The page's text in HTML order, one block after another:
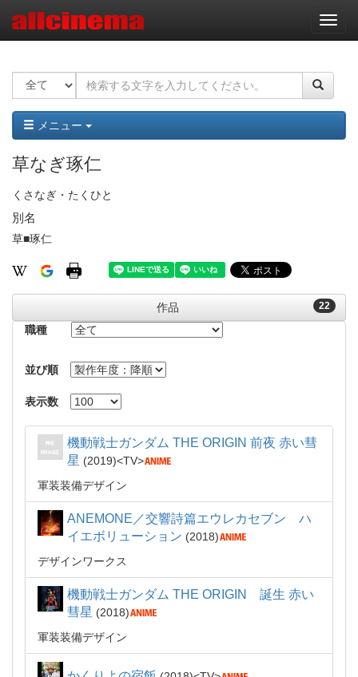
ナ
ビ
ー
ョ
ン
メニュー
草なぎ琢仁
くさなぎ・たくひと
別名
草■琢仁
22
作品
職種
並び順
表示数
機動戦士ガンダム THE ORIGIN 前夜 赤い彗
星
2019
TV
軍装装備デザイン
ANEMONE／交響詩篇エウレカセブン ハ
イエボリューション
2018
デザインワークス
機動戦士ガンダム THE ORIGIN 誕生 赤い
彗星
2018
軍装装備デザイン